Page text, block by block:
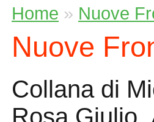
Home » Nuove
Nuove
Collana di
Rosa Giulio,